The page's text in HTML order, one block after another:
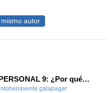
autor
BIBLIOTECA PERSONAL 9: ¿Por qué ser feliz cuando puedes ser normal?
galapagar-